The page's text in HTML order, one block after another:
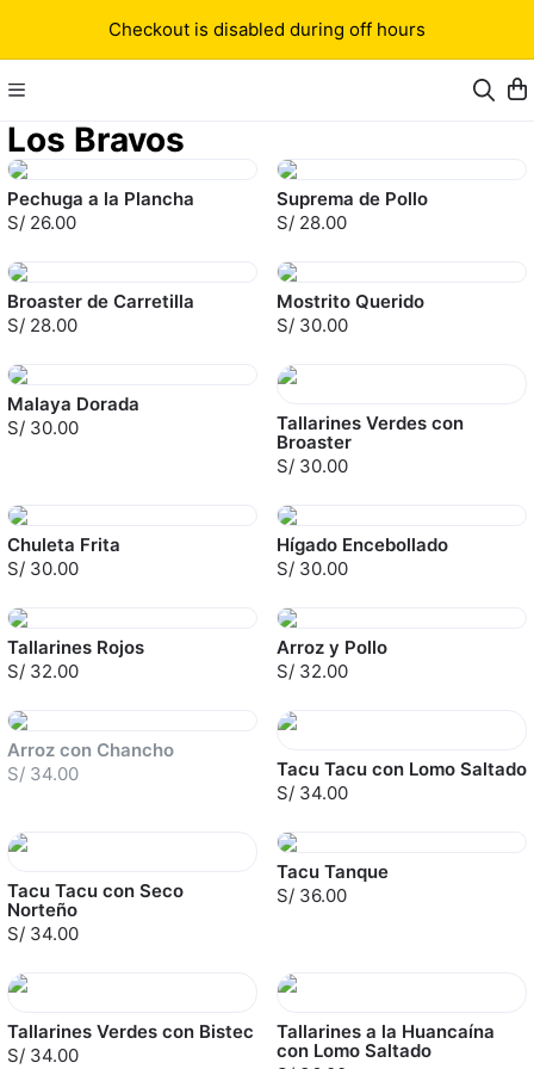
Checkout is disabled during off hours
Los Bravos
Pechuga a la Plancha
S/ 26.00
Suprema de Pollo
S/ 28.00
Broaster de Carretilla
S/ 28.00
Mostrito Querido
S/ 30.00
Malaya Dorada
S/ 30.00
Tallarines Verdes con
Broaster
S/ 30.00
Chuleta Frita
S/ 30.00
Hígado Encebollado
S/ 30.00
Tallarines Rojos
S/ 32.00
Arroz y Pollo
S/ 32.00
Sold out
Arroz con Chancho
S/ 34.00
Tacu Tacu con Lomo Saltado
S/ 34.00
Tacu Tacu con Seco
Norteño
S/ 34.00
Tacu Tanque
S/ 36.00
Tallarines Verdes con Bistec
S/ 34.00
Tallarines a la Huancaína
con Lomo Saltado